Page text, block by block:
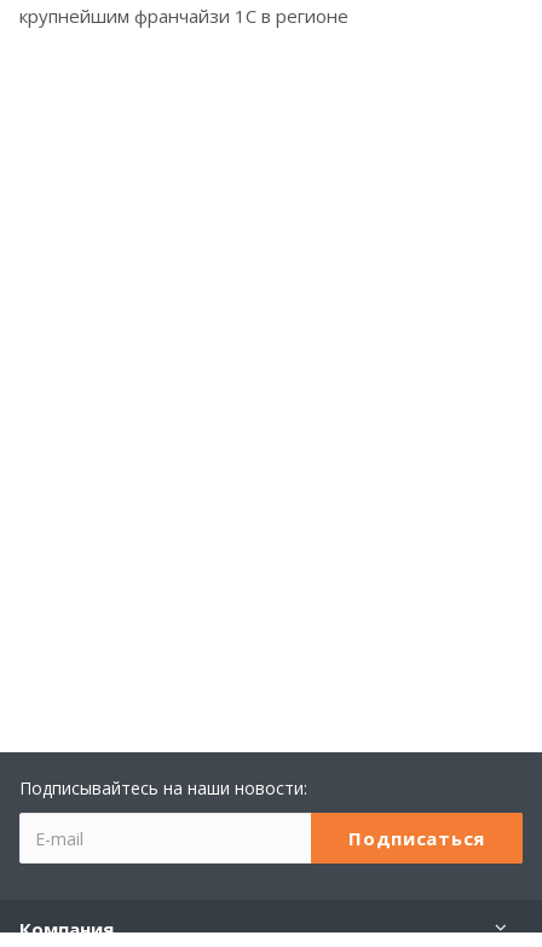
крупнейшим франчайзи 1С в регионе
Подписывайтесь на наши новости:
Компания